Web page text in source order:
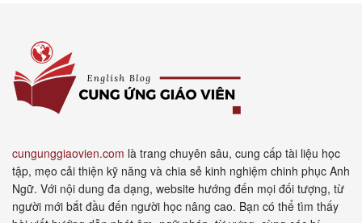
cungunggiaovien.com là trang chuyên sâu, cung cấp tài liệu học
tập, mẹo cải thiện kỹ năng và chia sẻ kinh nghiệm chinh phục Anh
Ngữ. Với nội dung đa dạng, website hướng đến mọi đối tượng, từ
người mới bắt đầu đến người học nâng cao. Bạn có thể tìm thấy